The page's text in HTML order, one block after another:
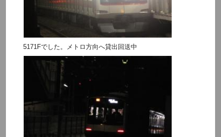
5171Fでした。メトロ方向へ貸出回送中